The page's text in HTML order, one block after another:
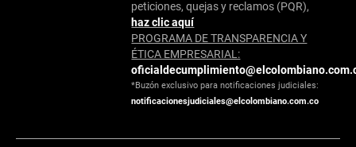
peticiones, quejas y reclamos (PQR),
haz clic aquí
PROGRAMA DE TRANSPARENCIA Y
ÉTICA EMPRESARIAL:
*Buzón exclusivo para notificaciones judiciales:
notificacionesjudiciales@elcolombiano.com.co